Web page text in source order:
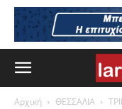
Αρχική ΘΕΣΣΑΛΙΑ